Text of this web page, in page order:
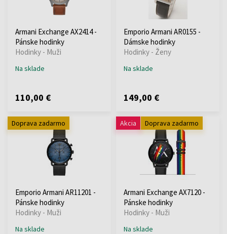
Armani Exchange AX2414 -
Pánske hodinky
Hodinky - Muži
Na sklade
110,00 €
Emporio Armani AR0155 -
Dámske hodinky
Hodinky - Ženy
Na sklade
149,00 €
Doprava zadarmo
Emporio Armani AR11201 -
Pánske hodinky
Hodinky - Muži
Na sklade
Akcia Doprava zadarmo
Armani Exchange AX7120 -
Pánske hodinky
Hodinky - Muži
Na sklade